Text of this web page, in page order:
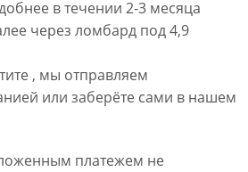
в течении 2-3 месяца
через ломбард под 4,9
, мы отправляем
или заберёте сами в нашем
платежем не